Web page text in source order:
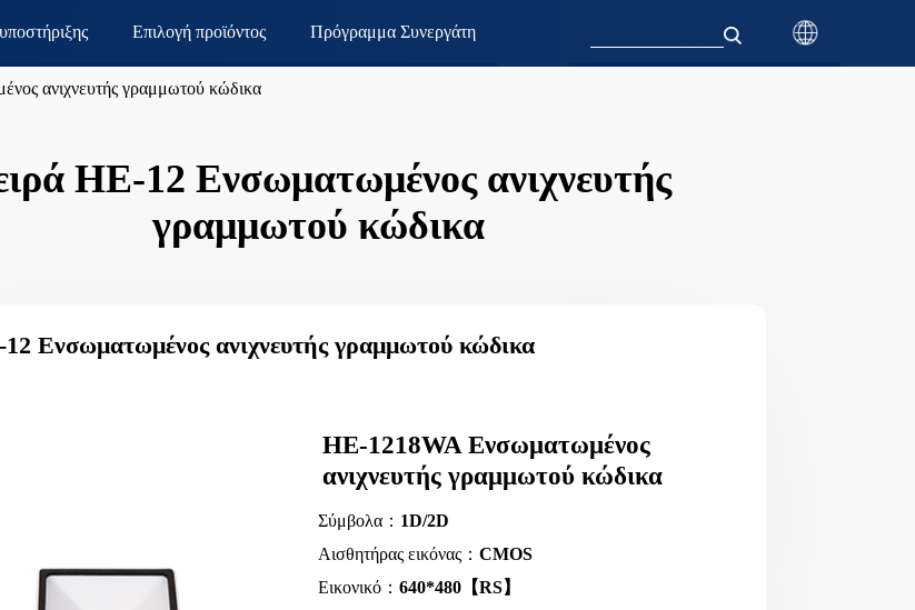
Επιλογή προϊόντος Πρόγραμμα Συνεργάτη
ανιχνευτής γραμμωτού κώδικα
HE-12 Ενσωματωμένος ανιχνευτής
γραμμωτού κώδικα
Ενσωματωμένος ανιχνευτής γραμμωτού κώδικα
HE-1218WA Ενσωματωμένος
ανιχνευτής γραμμωτού κώδικα
Σύμβολα： 1D/2D
Αισθητήρας εικόνας： CMOS
Εικονικό： 640*480【RS】